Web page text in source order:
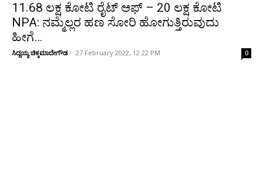
11.68 ಲಕ್ಷ ಕೋಟಿ ರೈಟ್ ಆಫ್ – 20 ಲಕ್ಷ ಕೋಟಿ
NPA: ನಮ್ಮೆಲ್ಲರ ಹಣ ಸೋರಿ ಹೋಗುತ್ತಿರುವುದು
ಹೀಗೆ…
ಸಿದ್ದಯ್ಯ ಚಿಕ್ಕಮಾದೇಗೌಡ - 27 February 2022, 12:22 PM 0